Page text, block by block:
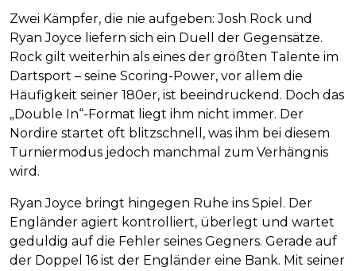
Zwei Kämpfer, die nie aufgeben: Josh Rock und
Ryan Joyce liefern sich ein Duell der Gegensätze.
Rock gilt weiterhin als eines der größten Talente im
Dartsport – seine Scoring-Power, vor allem die
Häufigkeit seiner 180er, ist beeindruckend. Doch das
„Double In“-Format liegt ihm nicht immer. Der
Nordire startet oft blitzschnell, was ihm bei diesem
Turniermodus jedoch manchmal zum Verhängnis
wird.
Ryan Joyce bringt hingegen Ruhe ins Spiel. Der
Engländer agiert kontrolliert, überlegt und wartet
geduldig auf die Fehler seines Gegners. Gerade auf
der Doppel 16 ist der Engländer eine Bank. Mit seiner